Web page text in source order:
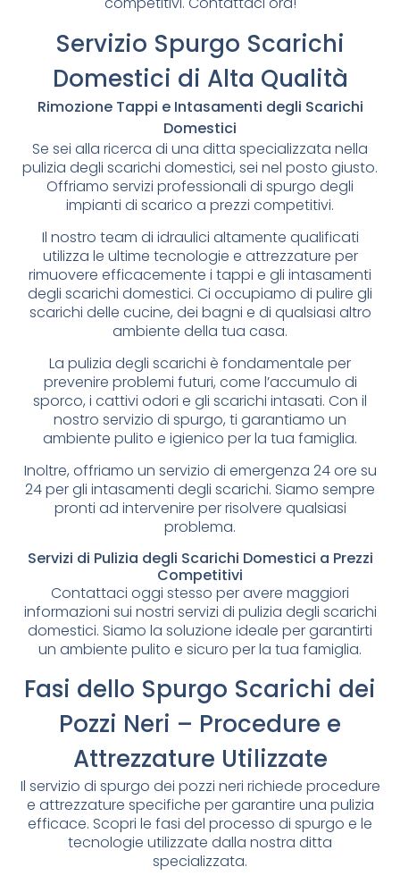
Servizio Spurgo Scarichi
Domestici di Alta Qualità
Rimozione Tappi e Intasamenti degli Scarichi
Domestici
Se sei alla ricerca di una ditta specializzata nella
pulizia degli scarichi domestici, sei nel posto giusto.
Offriamo servizi professionali di spurgo degli
impianti di scarico a prezzi competitivi.
Il nostro team di idraulici altamente qualificati
utilizza le ultime tecnologie e attrezzature per
rimuovere efficacemente i tappi e gli intasamenti
degli scarichi domestici. Ci occupiamo di pulire gli
scarichi delle cucine, dei bagni e di qualsiasi altro
ambiente della tua casa.
La pulizia degli scarichi è fondamentale per
prevenire problemi futuri, come l’accumulo di
sporco, i cattivi odori e gli scarichi intasati. Con il
nostro servizio di spurgo, ti garantiamo un
ambiente pulito e igienico per la tua famiglia.
Inoltre, offriamo un servizio di emergenza 24 ore su
24 per gli intasamenti degli scarichi. Siamo sempre
pronti ad intervenire per risolvere qualsiasi
problema.
Servizi di Pulizia degli Scarichi Domestici a Prezzi
Competitivi
Contattaci oggi stesso per avere maggiori
informazioni sui nostri servizi di pulizia degli scarichi
domestici. Siamo la soluzione ideale per garantirti
un ambiente pulito e sicuro per la tua famiglia.
Fasi dello Spurgo Scarichi dei
Pozzi Neri – Procedure e
Attrezzature Utilizzate
Il servizio di spurgo dei pozzi neri richiede procedure
e attrezzature specifiche per garantire una pulizia
efficace. Scopri le fasi del processo di spurgo e le
tecnologie utilizzate dalla nostra ditta
specializzata.